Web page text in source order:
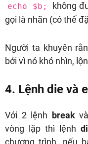
echo $b; không
gọi là nhãn (có thể
Người ta khuyên
bởi vì nó khó nhìn,
4. Lệnh die và
Với 2 lệnh breakvà
vòng lặp thì lệnh
chương trình, nếu